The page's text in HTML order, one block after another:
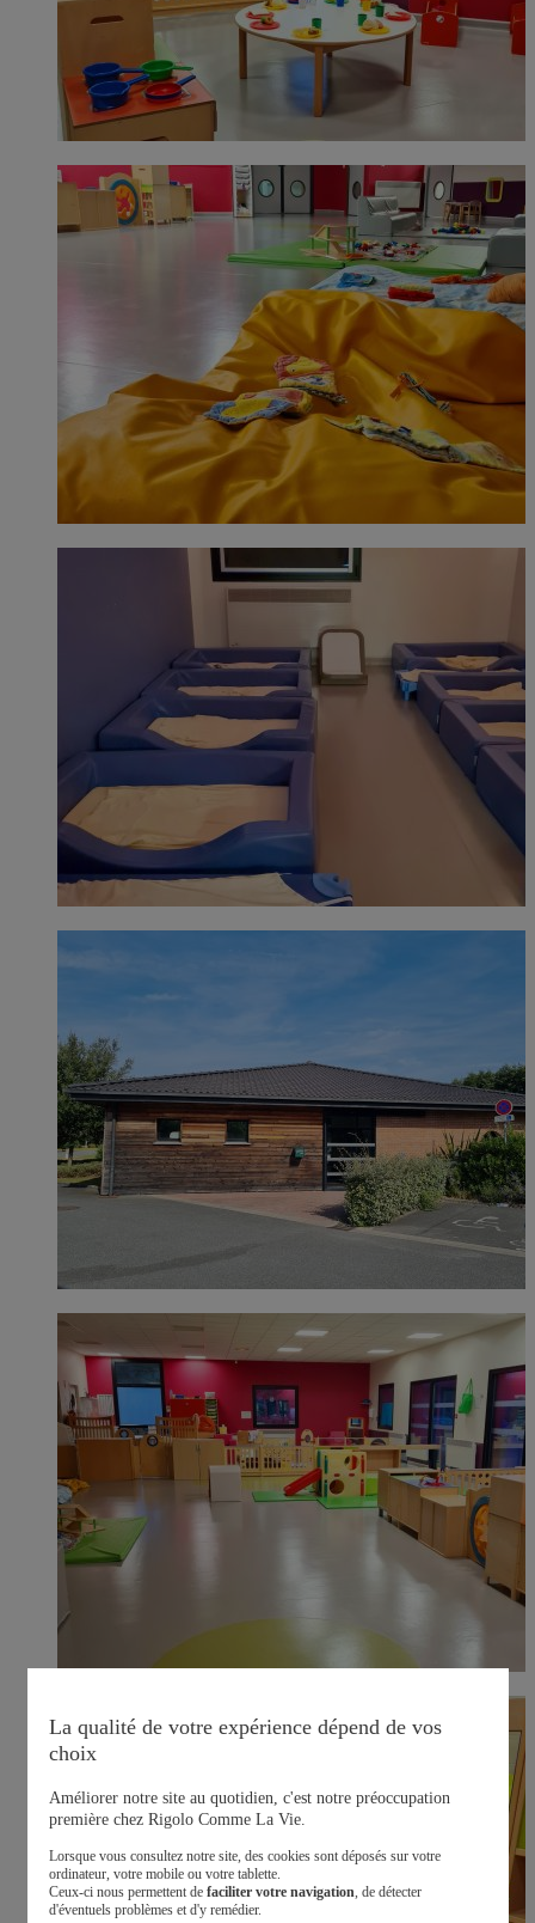
La qualité de votre expérience dépend de vos
choix
Améliorer notre site au quotidien, c'est notre préoccupation
première chez Rigolo Comme La Vie.
Lorsque vous consultez notre site, des cookies sont déposés sur votre
ordinateur, votre mobile ou votre tablette.
Ceux-ci nous permettent de faciliter votre navigation, de détecter
d'éventuels problèmes et d'y remédier.